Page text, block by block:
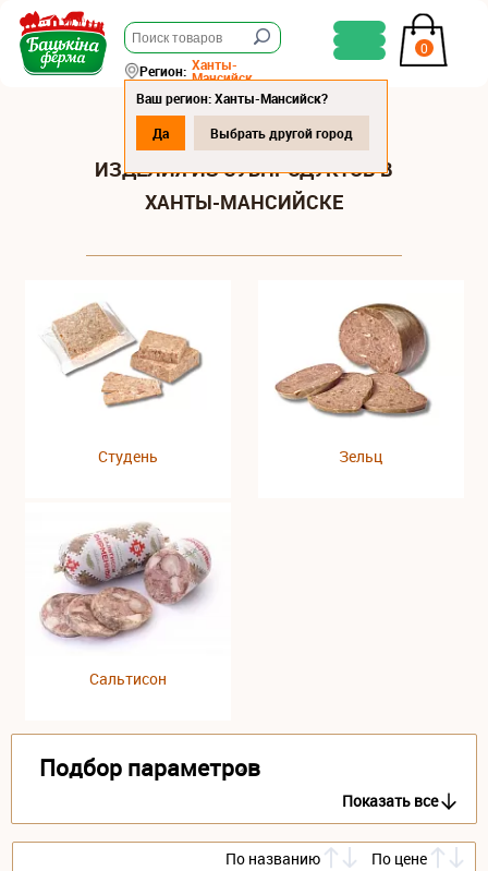
0
Регион: Ханты-
Мансийск
Ваш регион: Ханты-Мансийск?
Да
Выбрать другой город
ИЗДЕЛИЯ ИЗ СУБПРОДУКТОВ В
ХАНТЫ-МАНСИЙСКЕ
Студень Зельц
Сальтисон
Подбор параметров
Показать все
По названию По цене